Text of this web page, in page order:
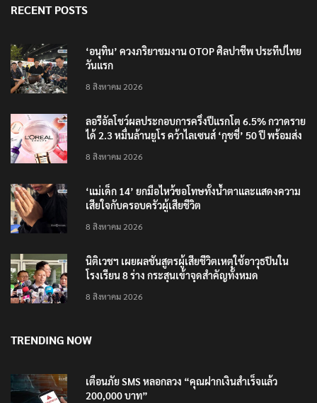
RECENT POSTS
‘อนุทิน’ ควงภริยาชมงาน OTOP ศิลปาชีพ ประทีปไทย
วันแรก
8 สิงหาคม 2026
ลอรีอัลโชว์ผลประกอบการครึ่งปีแรกโต 6.5% กวาดราย
ได้ 2.3 หมื่นล้านยูโร คว้าไลเซนส์ ‘กุชชี่’ 50 ปี พร้อมส่ง
8 สิงหาคม 2026
‘แม่เด็ก 14’ ยกมือไหว้ขอโทษทั้งน้ำตาและแสดงความ
เสียใจกับครอบครัวผู้เสียชีวิต
8 สิงหาคม 2026
นิติเวชฯ เผยผลชันสูตรผู้เสียชีวิตเหตุใช้อาวุธปืนใน
โรงเรียน 8 ร่าง กระสุนเข้าจุดสำคัญทั้งหมด
8 สิงหาคม 2026
TRENDING NOW
เตือนภัย SMS หลอกลวง “คุณฝากเงินสำเร็จแล้ว
200,000 บาท”